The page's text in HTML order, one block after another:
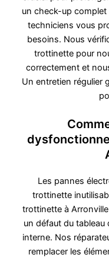
un check-up
techniciens vous
besoins. Nous
trottinette pour
correctement et
Un entretien régulier
Les pannes
trottinette
trottinette à
un défaut du tableau
interne. Nos
remplacer les